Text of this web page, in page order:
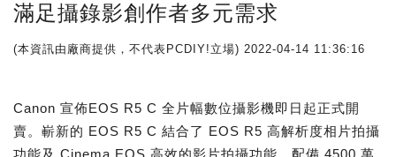
滿足攝錄影創作者多元需求
(本資訊由廠商提供，不代表PCDIY!立場) 2022-04-14 11:36:16
Canon 宣佈EOS R5 C 全片幅數位攝影機即日起正式開
賣。嶄新的 EOS R5 C 結合了 EOS R5 高解析度相片拍攝
功能及 Cinema EOS 高效的影片拍攝功能，配備 4500 萬